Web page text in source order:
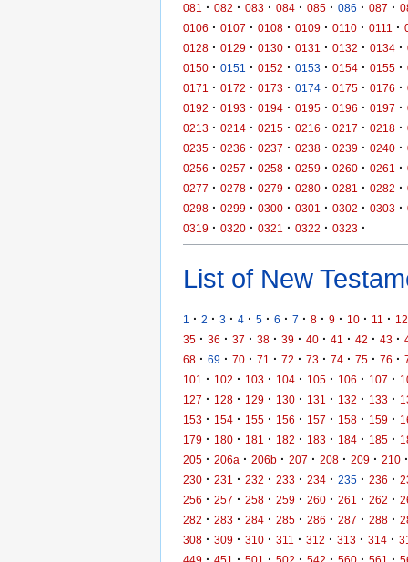
081 · 082 · 083 · 084 · 085 · 086 · 087 ·
0106 · 0107 · 0108 · 0109 · 0110 · 0111 ·
0128 · 0129 · 0130 · 0131 · 0132 · 0134 ·
0150 · 0151 · 0152 · 0153 · 0154 · 0155 ·
0171
· 0172 · 0173 · 0174 · 0175 · 0176 ·
0192 · 0193 · 0194 · 0195 · 0196 · 0197 ·
0213 · 0214 · 0215 · 0216 · 0217 · 0218 ·
0235 · 0236 · 0237 · 0238 · 0239 · 0240 ·
0256 · 0257 · 0258 · 0259 · 0260 · 0261 ·
0277 · 0278 · 0279 · 0280 · 0281 · 0282 ·
0298 · 0299 · 0300 · 0301 · 0302 · 0303 ·
0319 · 0320 · 0321 · 0322 · 0323 ·
List of New
1 · 2 · 3 · 4 · 5 · 6 · 7 · 8 · 9 · 10 · 11 · 12
35 · 36 · 37 · 38 · 39 · 40 · 41 · 42 · 43 ·
68 · 69 · 70 · 71 · 72 · 73 · 74 · 75 · 76 ·
101
· 102 · 103 · 104 · 105 · 106 · 107 ·
127 · 128 · 129 · 130 · 131 · 132 · 133 ·
153 · 154 · 155 · 156 · 157 · 158 · 159 ·
179 · 180 · 181 · 182 · 183 · 184 · 185 ·
205 · 206a · 206b · 207 · 208 · 209 · 210 ·
230 · 231 · 232 · 233 · 234 · 235 · 236 ·
256 · 257 · 258 · 259 · 260 · 261 · 262 ·
282 · 283 · 284 · 285 · 286 · 287 · 288 ·
308 · 309 · 310 · 311 · 312 · 313 · 314 ·
449 · 451 · 501 · 502 · 542 · 560 · 561 ·